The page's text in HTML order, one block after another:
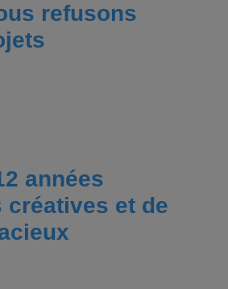
refusons
années
créatives et de